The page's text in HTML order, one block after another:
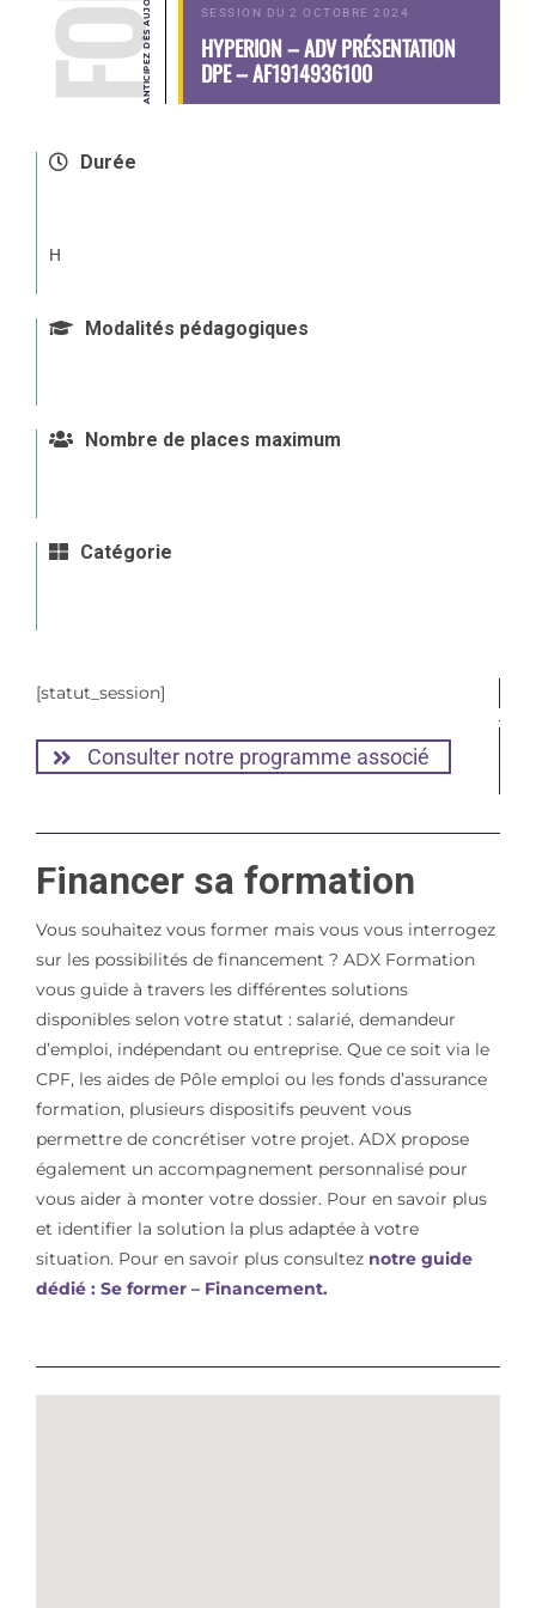
SESSION DU 2 OCTOBRE 2024
HYPERION – ADV PRÉSENTATION
DPE – AF1914936100
Durée
H
Modalités pédagogiques
Nombre de places maximum
Catégorie
[statut_session]
Consulter notre programme associé
Financer sa formation
Vous souhaitez vous former mais vous vous interrogez
sur les possibilités de financement ? ADX Formation
vous guide à travers les différentes solutions
disponibles selon votre statut : salarié, demandeur
d’emploi, indépendant ou entreprise. Que ce soit via le
CPF, les aides de Pôle emploi ou les fonds d’assurance
formation, plusieurs dispositifs peuvent vous
permettre de concrétiser votre projet. ADX propose
également un accompagnement personnalisé pour
vous aider à monter votre dossier. Pour en savoir plus
et identifier la solution la plus adaptée à votre
situation. Pour en savoir plus consulteznotre guide
dédié : Se former – Financement.